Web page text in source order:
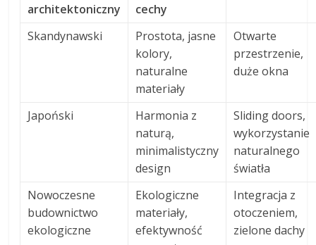
architektoniczny
cechy
Skandynawski
Prostota, jasne
kolory,
naturalne
materiały
Otwarte
przestrzenie,
duże okna
Japoński
Harmonia z
naturą,
minimalistyczny
design
Sliding doors,
wykorzystanie
naturalnego
światła
Nowoczesne
budownictwo
ekologiczne
Ekologiczne
materiały,
efektywność
Integracja z
otoczeniem,
zielone dachy